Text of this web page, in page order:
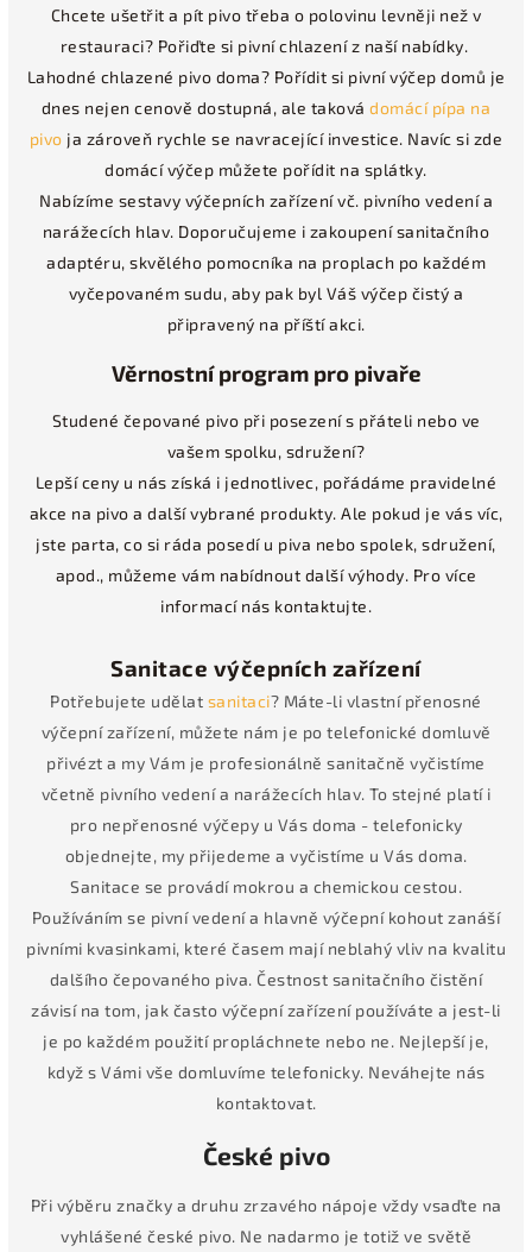
Chcete ušetřit a pít pivo třeba o polovinu levněji než v
restauraci? Pořiďte si pivní chlazení z naší nabídky.
Lahodné chlazené pivo doma? Pořídit si pivní výčep domů je
dnes nejen cenově dostupná, ale takovádomácí pípa na
pivo ja zároveň rychle se navracející investice. Navíc si zde
domácí výčep můžete pořídit na splátky.
Nabízíme sestavy výčepních zařízení vč. pivního vedení a
narážecích hlav. Doporučujeme i zakoupení sanitačního
adaptéru, skvělého pomocníka na proplach po každém
vyčepovaném sudu, aby pak byl Váš výčep čistý a
připravený na příští akci.
Věrnostní program pro pivaře
Studené čepované pivo při posezení s přáteli nebo ve
vašem spolku, sdružení?
Lepší ceny u nás získá i jednotlivec, pořádáme pravidelné
akce na pivo a další vybrané produkty. Ale pokud je vás víc,
jste parta, co si ráda posedí u piva nebo spolek, sdružení,
apod., můžeme vám nabídnout další výhody. Pro více
informací nás kontaktujte.
Sanitace výčepních zařízení
Potřebujete udělat sanitaci? Máte-li vlastní přenosné
výčepní zařízení, můžete nám je po telefonické domluvě
přivézt a my Vám je profesionálně sanitačně vyčistíme
včetně pivního vedení a narážecích hlav. To stejné platí i
pro nepřenosné výčepy u Vás doma - telefonicky
objednejte, my přijedeme a vyčistíme u Vás doma.
Sanitace se provádí mokrou a chemickou cestou.
Používáním se pivní vedení a hlavně výčepní kohout zanáší
pivními kvasinkami, které časem mají neblahý vliv na kvalitu
dalšího čepovaného piva. Čestnost sanitačního čistění
závisí na tom, jak často výčepní zařízení používáte a jest-li
je po každém použití propláchnete nebo ne. Nejlepší je,
když s Vámi vše domluvíme telefonicky. Neváhejte nás
kontaktovat.
České pivo
Při výběru značky a druhu zrzavého nápoje vždy vsaďte na
vyhlášené české pivo. Ne nadarmo je totiž ve světě